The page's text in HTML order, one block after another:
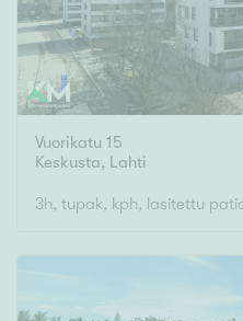
Vuorikatu 15
Keskusta, Lahti
3h, tupak, kph, lasitettu